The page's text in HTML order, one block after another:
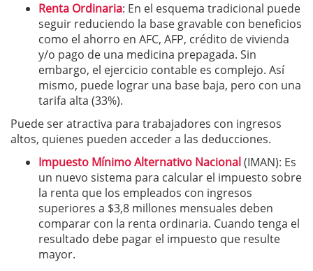
Renta Ordinaria: En el esquema tradicional puede
seguir reduciendo la base gravable con beneficios
como el ahorro en AFC, AFP, crédito de vivienda
y/o pago de una medicina prepagada. Sin
embargo, el ejercicio contable es complejo. Así
mismo, puede lograr una base baja, pero con una
tarifa alta (33%).
Puede ser atractiva para trabajadores con ingresos
altos, quienes pueden acceder a las deducciones.
Impuesto Mínimo Alternativo Nacional(IMAN): Es
un nuevo sistema para calcular el impuesto sobre
la renta que los empleados con ingresos
superiores a $3,8 millones mensuales deben
comparar con la renta ordinaria. Cuando tenga el
resultado debe pagar el impuesto que resulte
mayor.